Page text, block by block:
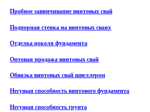
Пробное завинчивание винтовых свай
Подпорная стенка на винтовых сваях
Отделка цоколя фундамента
Оптовая продажа винтовых свай
Обвязка винтовых свай швеллером
Несущая способность винтового фундамента
Несущая способность грунта